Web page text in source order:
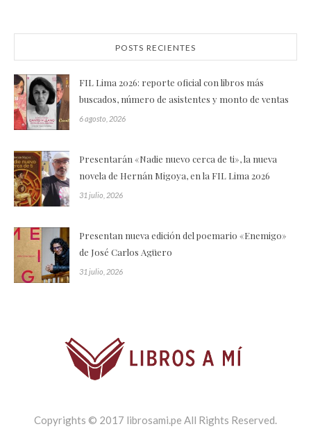
POSTS RECIENTES
FIL Lima 2026: reporte oficial con libros más
buscados, número de asistentes y monto de ventas
6 agosto, 2026
Presentarán «Nadie nuevo cerca de ti», la nueva
novela de Hernán Migoya, en la FIL Lima 2026
31 julio, 2026
Presentan nueva edición del poemario «Enemigo»
de José Carlos Agüero
31 julio, 2026
Copyrights © 2017 librosami.pe All Rights Reserved.